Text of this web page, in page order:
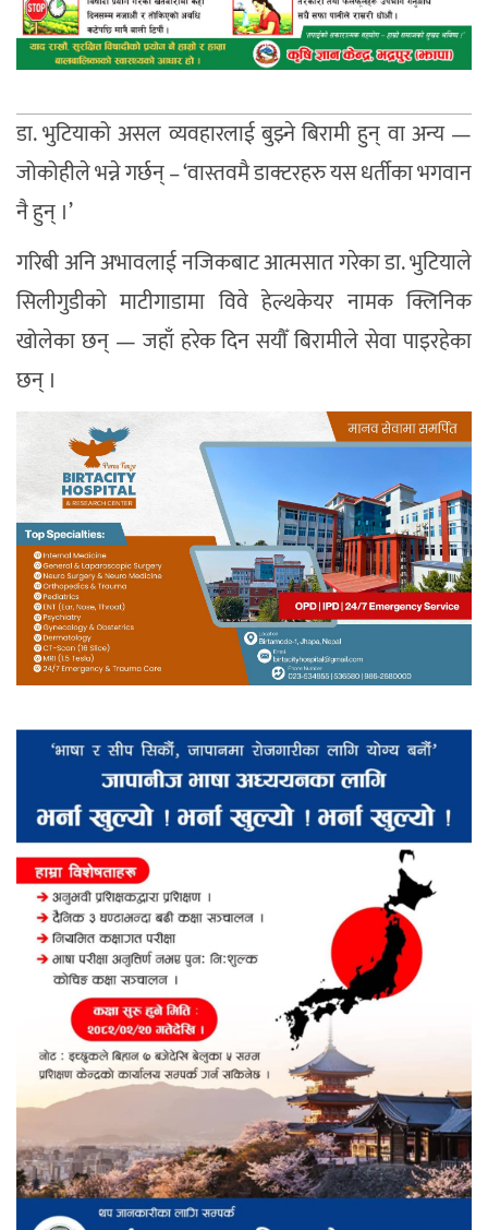
डा. भुटियाको असल व्यवहारलाई बुझ्ने बिरामी हुन् वा अन्य —
जोकोहीले भन्ने गर्छन् – ‘वास्तवमै डाक्टरहरु यस धर्तीका भगवान
नै हुन् ।’
गरिबी अनि अभावलाई नजिकबाट आत्मसात गरेका डा. भुटियाले
सिलीगुडीको माटीगाडामा विवे हेल्थकेयर नामक क्लिनिक
खोलेका छन् — जहाँ हरेक दिन सयौँ बिरामीले सेवा पाइरहेका
छन् ।